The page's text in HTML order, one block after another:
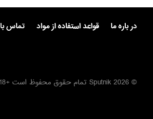
در باره ما قواعد استفاده از مواد تماس
© 2026 Sputnik تمام حقوق محفوظ است +18